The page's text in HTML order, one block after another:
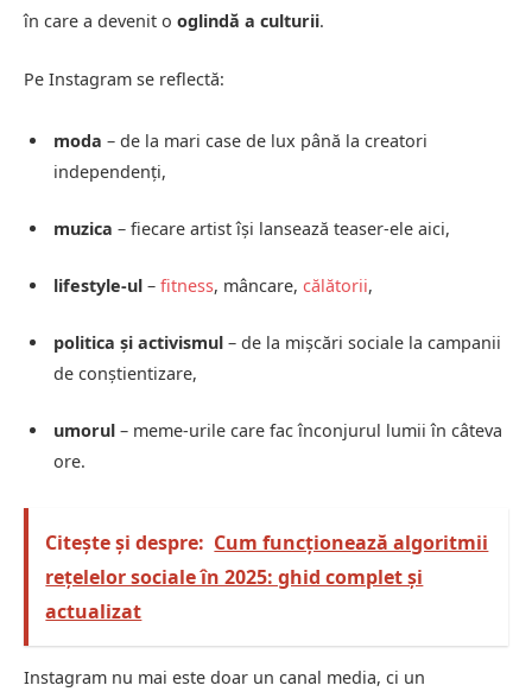
în care a devenit o oglindă a culturii.
Pe Instagram se reflectă:
moda – de la mari case de lux până la creatori
independenți,
muzica – fiecare artist își lansează teaser-ele aici,
lifestyle-ul – fitness, mâncare, călătorii,
politica și activismul – de la mișcări sociale la campanii
de conștientizare,
umorul – meme-urile care fac înconjurul lumii în câteva
ore.
Citește și despre: Cum funcționează algoritmii
rețelelor sociale în 2025: ghid complet și
actualizat
Instagram nu mai este doar un canal media, ci un